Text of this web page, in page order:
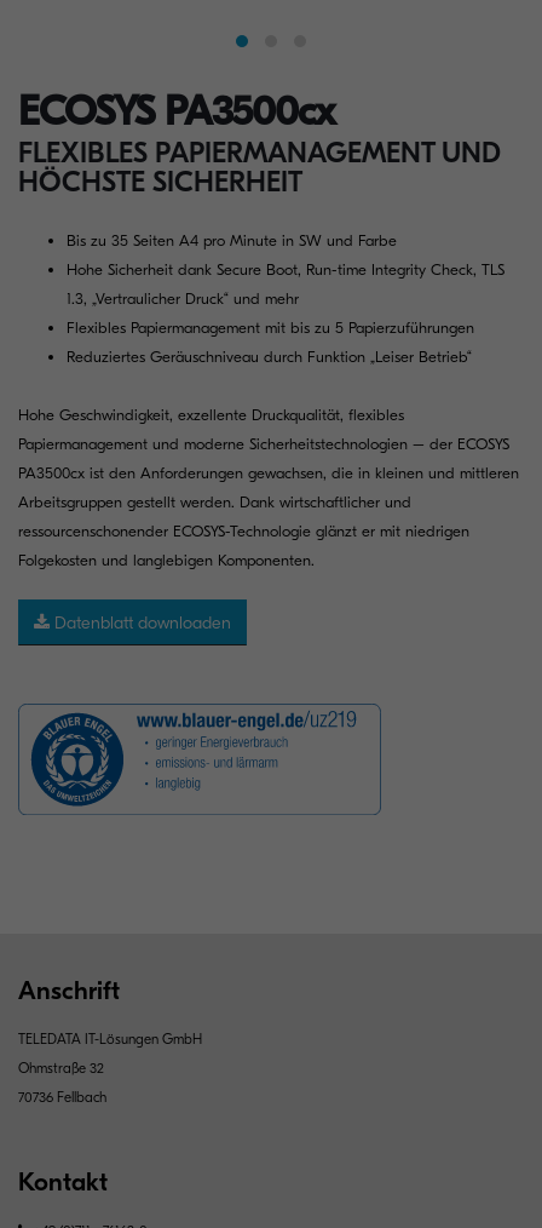
ECOSYS PA3500cx
FLEXIBLES PAPIERMANAGEMENT UND
HÖCHSTE SICHERHEIT
Bis zu 35 Seiten A4 pro Minute in SW und Farbe
Hohe Sicherheit dank Secure Boot, Run-time Integrity Check, TLS
1.3, „Vertraulicher Druck“ und mehr
Flexibles Papiermanagement mit bis zu 5 Papierzuführungen
Reduziertes Geräuschniveau durch Funktion „Leiser Betrieb“
Hohe Geschwindigkeit, exzellente Druckqualität, flexibles
Papiermanagement und moderne Sicherheitstechnologien – der ECOSYS
PA3500cx ist den Anforderungen gewachsen, die in kleinen und mittleren
Arbeitsgruppen gestellt werden. Dank wirtschaftlicher und
ressourcenschonender ECOSYS-Technologie glänzt er mit niedrigen
Folgekosten und langlebigen Komponenten.
Datenblatt downloaden
Anschrift
TELEDATA IT-Lösungen GmbH
Ohmstraße 32
70736 Fellbach
Kontakt